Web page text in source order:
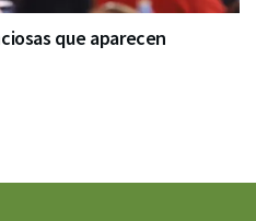
que aparecen